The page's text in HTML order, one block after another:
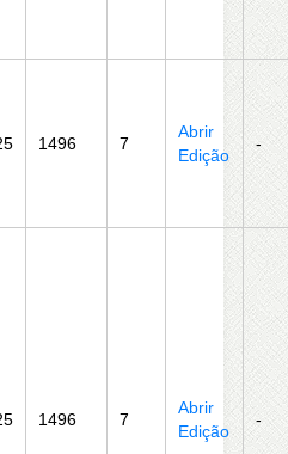
1496 7
Abrir
Edição
-
1496 7
Abrir
Edição
-